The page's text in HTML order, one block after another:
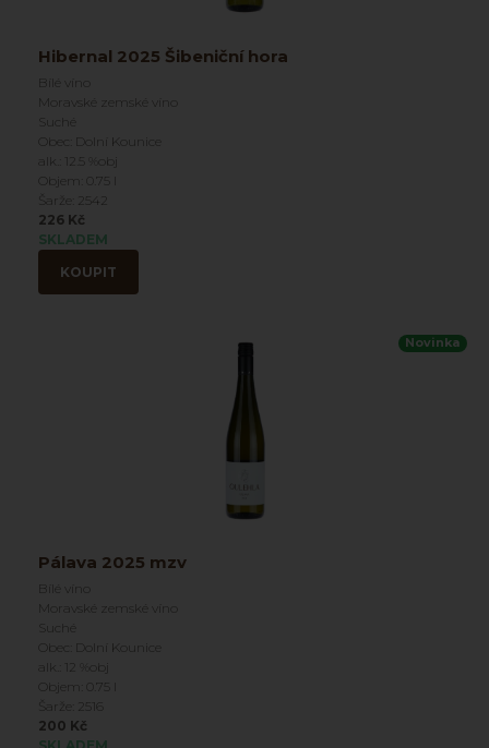
Hibernal 2025 Šibeniční hora
Bílé víno
Moravské zemské víno
Suché
Obec: Dolní Kounice
alk.: 12.5 %obj
Objem: 0.75 l
Šarže: 2542
226 Kč
SKLADEM
KOUPIT
Novinka
Pálava 2025 mzv
Bílé víno
Moravské zemské víno
Suché
Obec: Dolní Kounice
alk.: 12 %obj
Objem: 0.75 l
Šarže: 2516
200 Kč